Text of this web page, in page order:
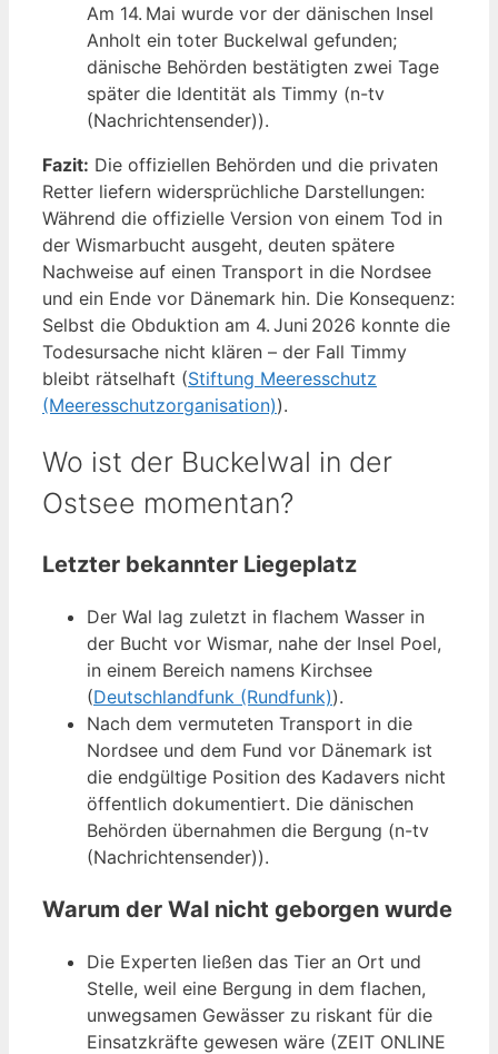
Am 14. Mai wurde vor der dänischen Insel
Anholt ein toter Buckelwal gefunden;
dänische Behörden bestätigten zwei Tage
später die Identität als Timmy (n-tv
(Nachrichtensender)).
Fazit: Die offiziellen Behörden und die privaten
Retter liefern widersprüchliche Darstellungen:
Während die offizielle Version von einem Tod in
der Wismarbucht ausgeht, deuten spätere
Nachweise auf einen Transport in die Nordsee
und ein Ende vor Dänemark hin. Die Konsequenz:
Selbst die Obduktion am 4. Juni 2026 konnte die
Todesursache nicht klären – der Fall Timmy
bleibt rätselhaft (Stiftung Meeresschutz
(Meeresschutzorganisation)).
Wo ist der Buckelwal in der
Ostsee momentan?
Letzter bekannter Liegeplatz
Der Wal lag zuletzt in flachem Wasser in
der Bucht vor Wismar, nahe der Insel Poel,
in einem Bereich namens Kirchsee
(Deutschlandfunk (Rundfunk)).
Nach dem vermuteten Transport in die
Nordsee und dem Fund vor Dänemark ist
die endgültige Position des Kadavers nicht
öffentlich dokumentiert. Die dänischen
Behörden übernahmen die Bergung (n-tv
(Nachrichtensender)).
Warum der Wal nicht geborgen wurde
Die Experten ließen das Tier an Ort und
Stelle, weil eine Bergung in dem flachen,
unwegsamen Gewässer zu riskant für die
Einsatzkräfte gewesen wäre (ZEIT ONLINE